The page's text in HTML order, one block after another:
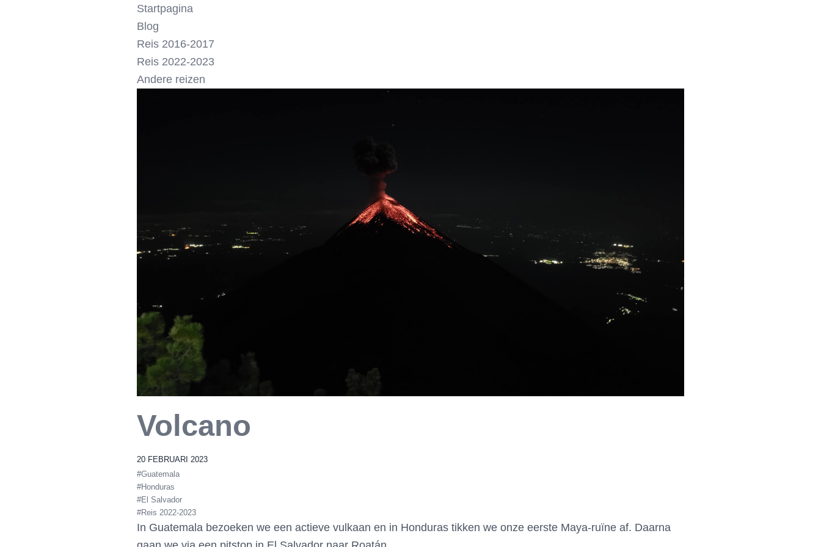
Startpagina
Blog
Reis 2016-2017
Reis 2022-2023
Andere reizen
Volcano
20 FEBRUARI 2023
#Guatemala
#Honduras
#El Salvador
#Reis 2022-2023
In Guatemala bezoeken we een actieve vulkaan en in Honduras tikken we onze eerste Maya-ruïne af. Daarna